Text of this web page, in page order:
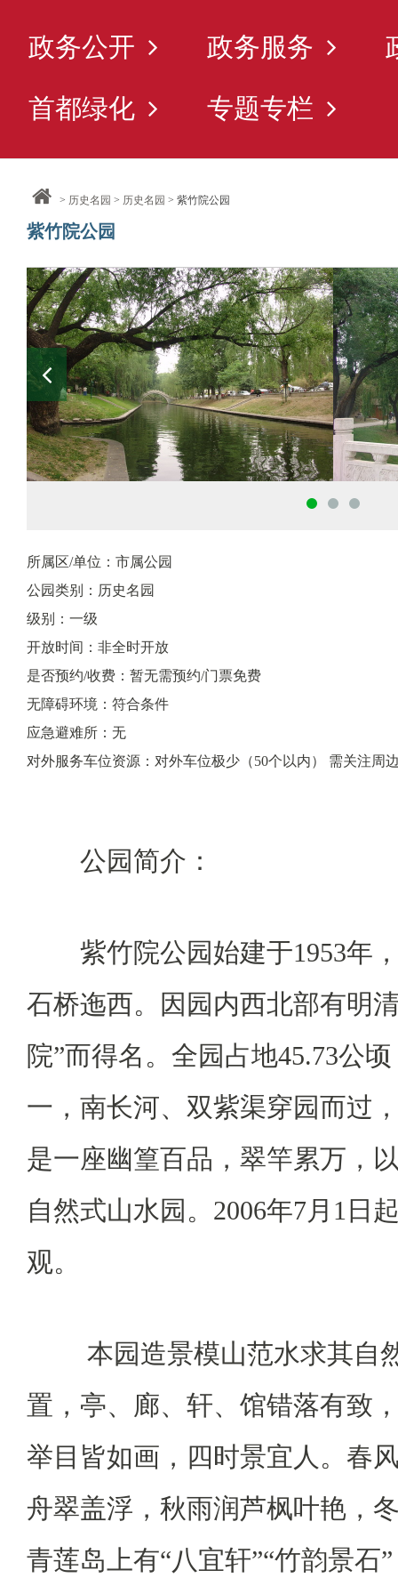
政务公开 政务服务
首都绿化 专题专栏
> 历史名园 > 历史名园 > 紫竹院公园
紫竹院公园
所属区/单位：市属公园
公园类别：历史名园
级别：一级
开放时间：非全时开放
是否预约/收费：暂无需预约/门票免费
无障碍环境：符合条件
应急避难所：无
对外服务车位资源：对外车位极少（50个以内） 需关注周
公园简介：
紫竹院公园始建于1953年
石桥迤西。因园内西北部有明
院”而得名。全园占地45.73公
一，南长河、双紫渠穿园而过
是一座幽篁百品，翠竿累万，
自然式山水园。2006年7月1日
观。
本园造景模山范水求其自
置，亭、廊、轩、馆错落有致
举目皆如画，四时景宜人。春
舟翠盖浮，秋雨润芦枫叶艳，
青莲岛上有“八宜轩”“竹韵景石